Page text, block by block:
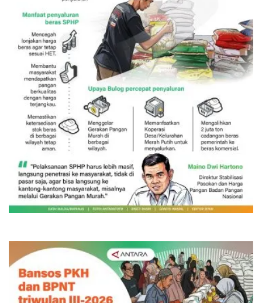
SPHP jaga harga beras
16 jam lalu